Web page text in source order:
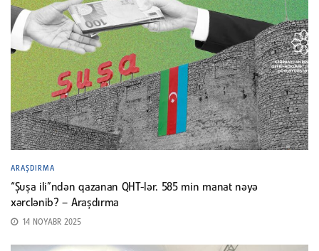
ARAŞDIRMA
“Şuşa ili”ndən qazanan QHT-lər. 585 min manat nəyə
xərclənib? – Araşdırma
14 NOYABR 2025